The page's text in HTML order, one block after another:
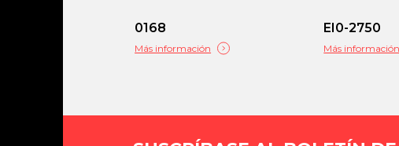
0168
Más información
EI0-2750
Más información